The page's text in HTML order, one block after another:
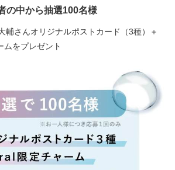
の中から抽選100名様
輔さんオリジナルポストカード（3種）＋
ムをプレゼント